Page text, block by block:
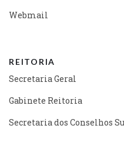
Webmail
REITORIA
Secretaria Geral
Gabinete Reitoria
Secretaria dos Conselhos